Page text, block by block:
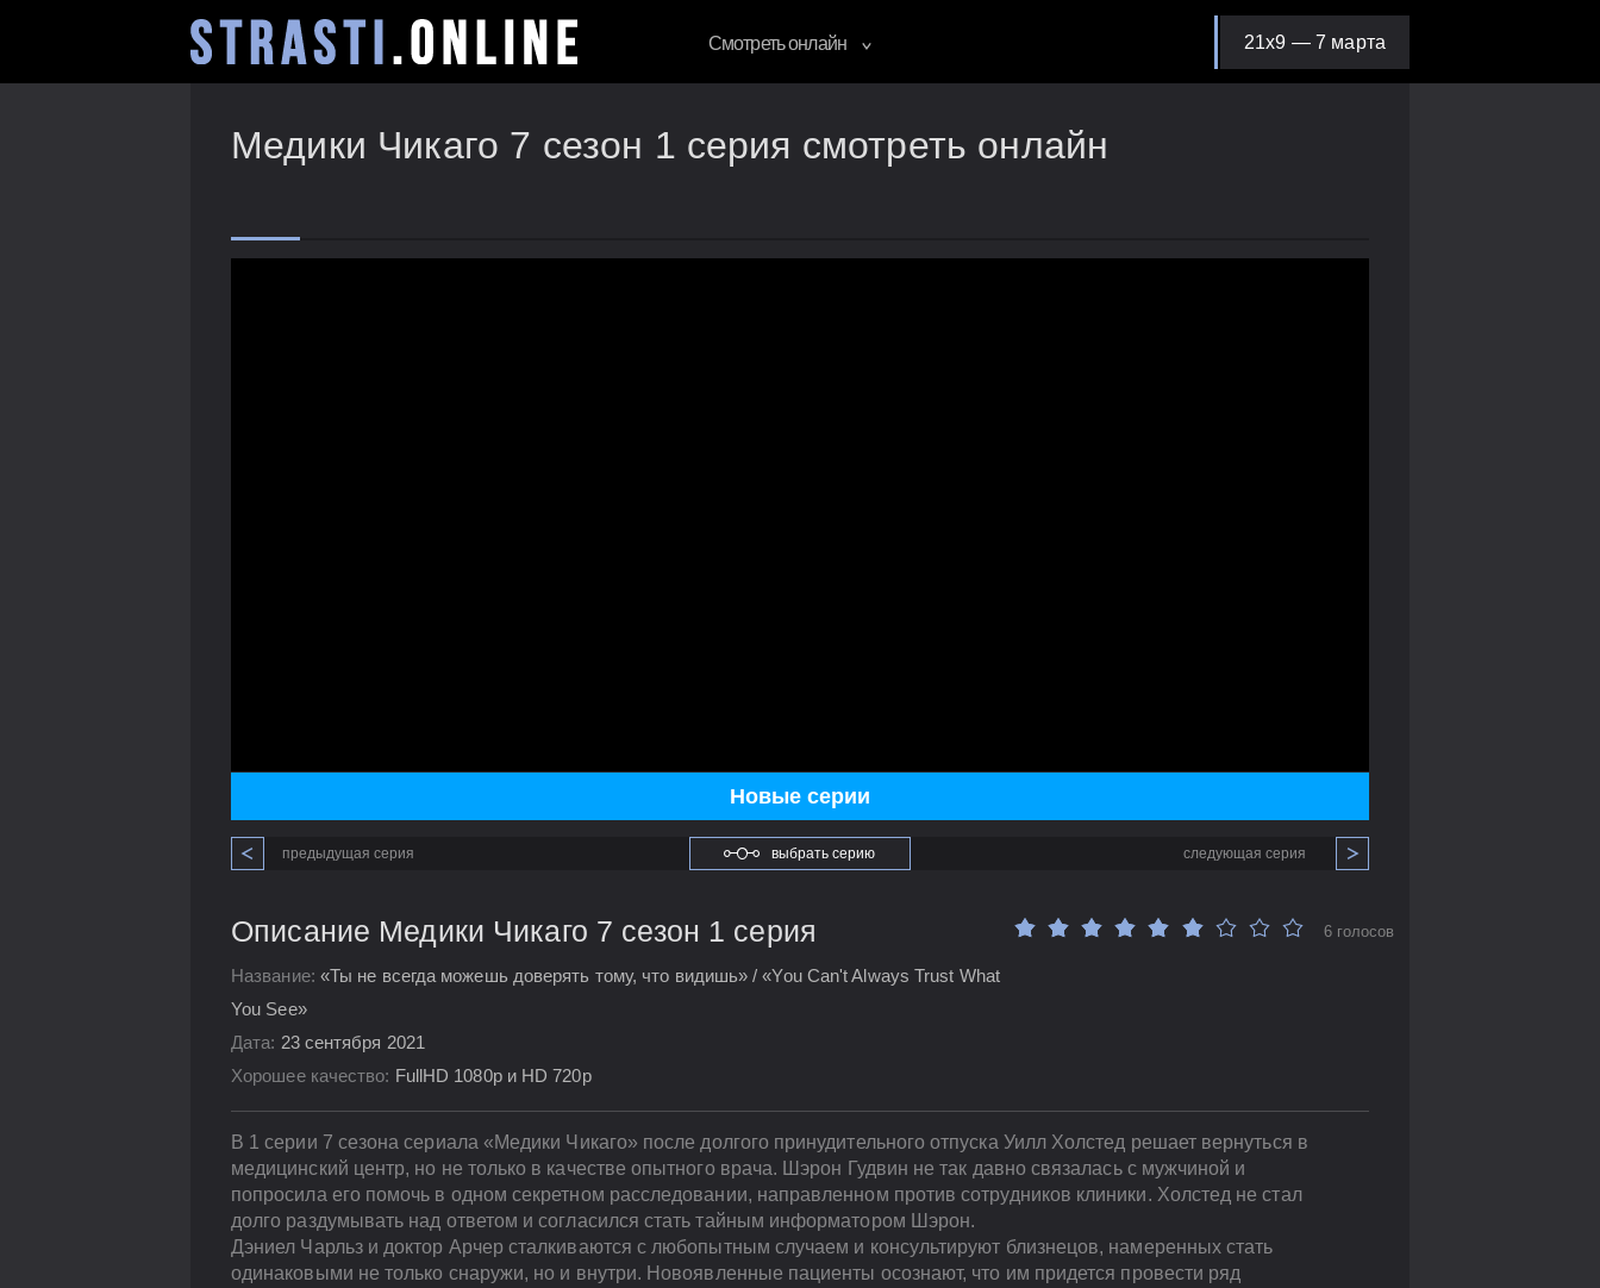
Смотреть онлайн 21х9 — 7 марта
Медики Чикаго 7 сезон 1 серия смотреть онлайн
Новые серии
предыдущая серия выбрать серию следующая серия
Описание Медики Чикаго 7 сезон 1 серия
Название: «Ты не всегда можешь доверять тому, что видишь» / «You Can't Always Trust What
You See»
Дата: 23 сентября 2021
Хорошее качество: FullHD 1080p и HD 720p
6 голосов
В 1 серии 7 сезона сериала «Медики Чикаго» после долгого принудительного отпуска Уилл Холстед решает вернуться в
медицинский центр, но не только в качестве опытного врача. Шэрон Гудвин не так давно связалась с мужчиной и
попросила его помочь в одном секретном расследовании, направленном против сотрудников клиники. Холстед не стал
долго раздумывать над ответом и согласился стать тайным информатором Шэрон.
Дэниел Чарльз и доктор Арчер сталкиваются с любопытным случаем и консультируют близнецов, намеренных стать
одинаковыми не только снаружи, но и внутри. Новоявленные пациенты осознают, что им придется провести ряд